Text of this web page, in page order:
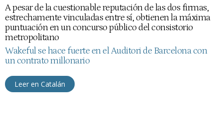
A pesar de la cuestionable reputación de las dos firmas,
estrechamente vinculadas entre sí, obtienen la máxima
puntuación en un concurso público del consistorio
metropolitano
Wakeful se hace fuerte en el Auditori de Barcelona con
un contrato millonario
Leer en Catalán